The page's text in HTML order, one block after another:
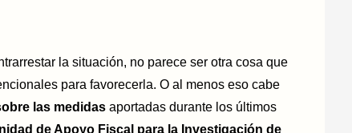
la situación, no parece ser otra cosa que
para favorecerla. O al menos eso cabe
las medidas aportadas durante los últimos
de Apoyo Fiscal para la Investigación de